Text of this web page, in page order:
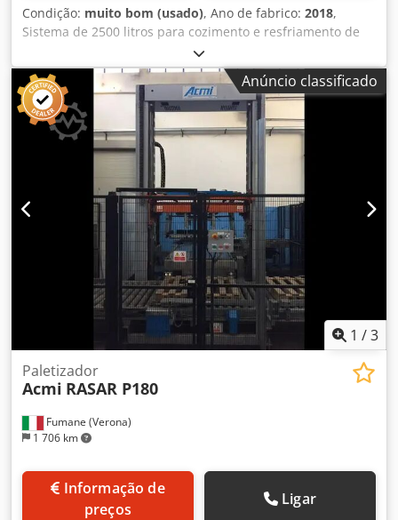
Tensão: 400 V, Frequência: 50 Hz, Fases: 3 Potência
máxima absorvida (kW): 261 Corrente máxima (A): 431
Corrente de partida do circuito (A): 636 Classe de proteção:
IP54 Dimensões: Csdpfx Asx E S S Nsndsrf Comprimento
(mm): 5445, Largura (mm): 2191, Altura (mm): 2423 Peso
(kg): 5098 (peso operacional) Conexão: DN 125 (Vitaulic)
Número de série: 2200370969 Ano de fabricação: 2021
Estado: Visual 2, Técnico OK (Máquina usada) Preço: sob
consulta em euros (acrescido de IVA, saída de Nettetal) – 3
meses de garantia As máquinas usadas podem apresentar
defeitos visuais devido ao uso. (Sujeito a alterações
técnicas e venda prévia!) Local: MTA Deutschland GmbH,
41334 Nettetal
Condição: muito bom (usado), Ano de fabrico: 2018,
Sistema de 2500 litros para cozimento e resfriamento de
refeições prontas, sopas, caldos, preparações de frutas,
compotas e marmeladas, pratos tradicionais e
internacionais, molhos e pastas, confeitaria. Instalado
novo em 2018 a um custo superior a £450.000. Credpfx Ajw
Rn S Uendof
Anúncio classificado
1 /3
Fumane (Verona)
1 706 km
Paletizador
Acmi RASAR P180
preços
Ligar